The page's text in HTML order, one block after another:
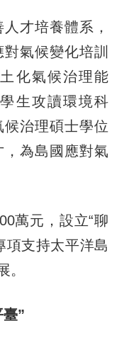
才培養體系，
氣候變化培訓
化氣候治理能
生攻讀環境科
治理碩士學位
為島國應對氣
萬元，設立“聊
項支持太平洋島
。
”